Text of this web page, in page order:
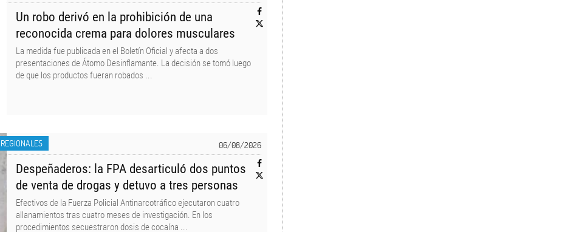
Un robo derivó en la prohibición de una
reconocida crema para dolores musculares
La medida fue publicada en el Boletín Oficial y afecta a dos
presentaciones de Átomo Desinflamante. La decisión se tomó luego
de que los productos fueran robados ...
06/08/2026
REGIONALES
Despeñaderos: la FPA desarticuló dos puntos
de venta de drogas y detuvo a tres personas
Efectivos de la Fuerza Policial Antinarcotráfico ejecutaron cuatro
allanamientos tras cuatro meses de investigación. En los
procedimientos secuestraron dosis de cocaína ...